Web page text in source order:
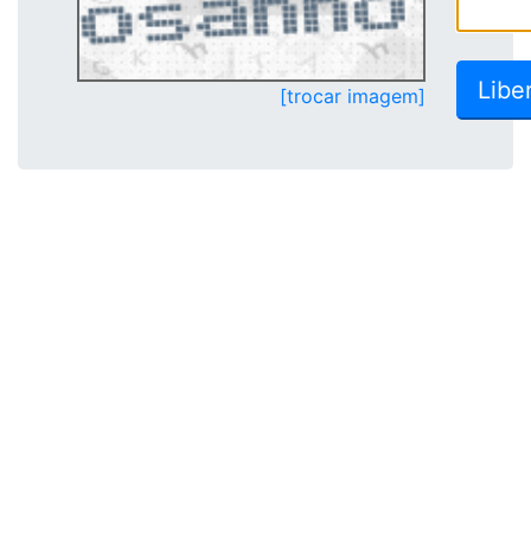
[trocar imagem]